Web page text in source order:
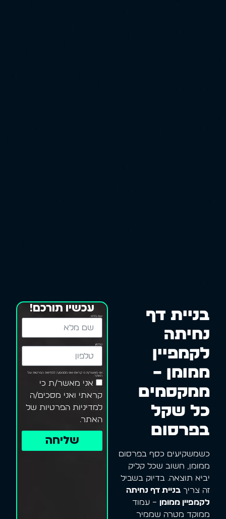
בניית דף
נחיתה
לקמפיין
ממומן –
ממקסמים
כל שקל
בפרסום
כשמשקיעים כסף בפרסום
ממומן, חשוב שכל קליק
יביא תוצאה. בדיוק בשביל
זה צריךבניית דף נחיתה
לקמפיין ממומן – עמוד
ממוקד מטרה שממיר
עכשיו תורכם!
שם מלא
טלפון
אני מאשר/ת כי קראתי ואני מסכים/ה למדיניות הפרטיות של
האתר.
אני מאשר/ת כי
קראתי ואני מסכים/ה
למדיניות הפרטיות של
האתר.
שליחה